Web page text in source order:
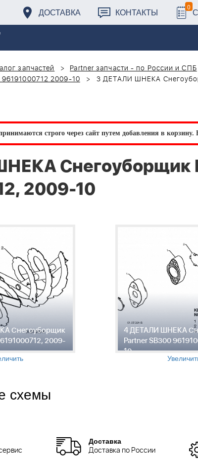
ДОСТАВКА КОНТАКТЫ 0
запчастей Partner запчасти - по России и СПБ
2009-10
3 ДЕТАЛИ ШНЕКА
строго через сайт путем добавления в корзину.
Снегоуборщик
2009-10
Снегоуборщик
2009-
4 ДЕТАЛИ ШНЕКА
Partner SB300
10
схемы
Доставка
Доставка по России